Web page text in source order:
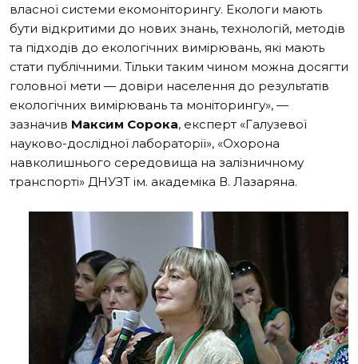
власної системи екомоніторингу. Екологи мають
бути відкритими до нових знань, технологій, методів
та підходів до екологічних вимірювань, які мають
стати публічними. Тільки таким чином можна досягти
головної мети — довіри населення до результатів
екологічних вимірювань та моніторингу», —
зазначив Максим Сорока, експерт «Галузевої
науково-дослідної лабораторії», «Охорона
навколишнього середовища на залізничному
транспорті» ДНУЗТ ім. академіка В. Лазаряна.